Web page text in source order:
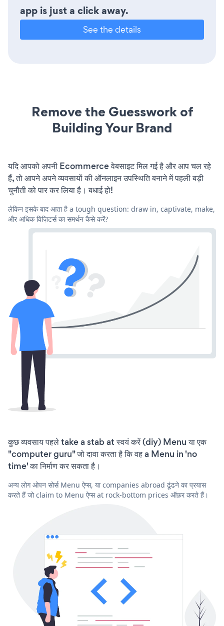
app is just a click away.
See the details
Remove the Guesswork of
Building Your Brand
यदि आपको अपनी Ecommerce वेबसाइट मिल गई है और आप चल रहे
हैं, तो आपने अपने व्यवसायों की ऑनलाइन उपस्थिति बनाने में पहली बड़ी
चुनौती को पार कर लिया है। बधाई हो!
लेकिन इसके बाद आता है a tough question: draw in, captivate, make,
और अधिक विज़िटर्स का समर्थन कैसे करें?
कुछ व्यवसाय पहले take a stab at स्वयं करें (diy) Menu या एक
"computer guru" जो दावा करता है कि वह a Menu in 'no
time' का निर्माण कर सकता है।
अन्य लोग ओपन सोर्स Menu ऐप्स, या companies abroad ढूंढने का प्रयास
करते हैं जो claim to Menu ऐप्स at rock-bottom prices ऑफ़र करते हैं।